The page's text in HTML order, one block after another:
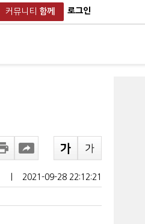
커뮤니티 함께 로그인
2021-09-28 22:12:21